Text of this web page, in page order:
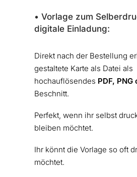
• Vorlage zum
digitale Einladung:
Direkt nach der Bestellung
gestaltete Karte als Datei als
hochauflösendes PDF, PNG
Beschnitt.
Perfekt, wenn ihr selbst
bleiben möchtet.
Ihr könnt die Vorlage so oft
möchtet.